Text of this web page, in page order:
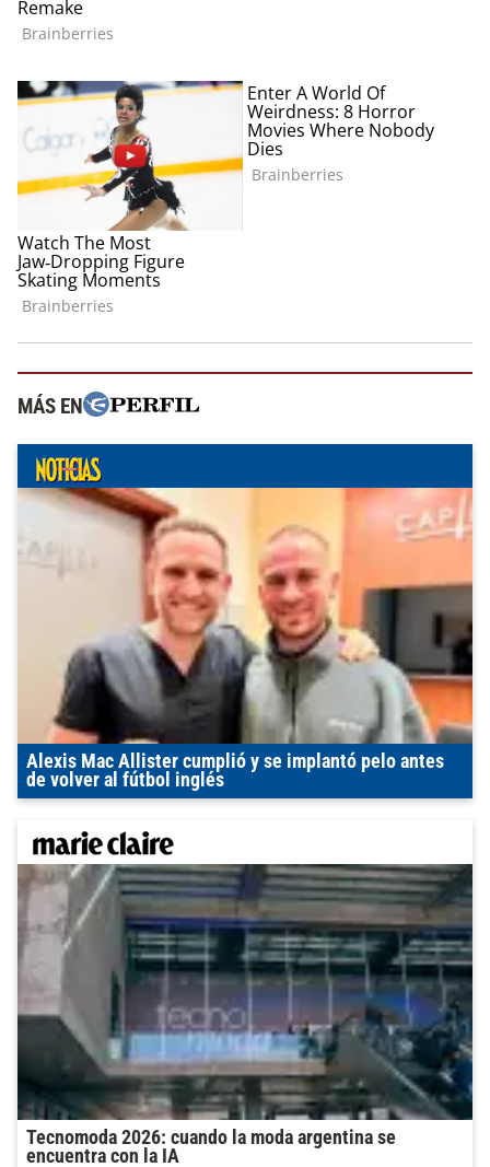
MÁS EN
Alexis Mac Allister cumplió y se implantó pelo antes
de volver al fútbol inglés
Tecnomoda 2026: cuando la moda argentina se
encuentra con la IA